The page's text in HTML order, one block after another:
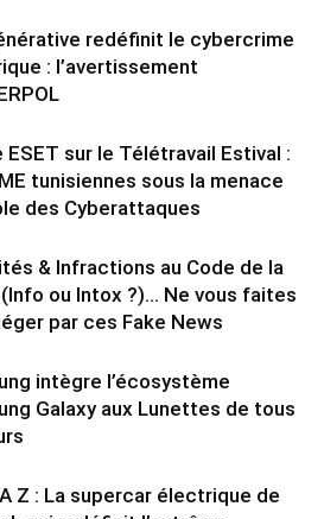
redéfinit le cybercrime
: l’avertissement
ESET sur le Télétravail Estival :
tunisiennes sous la menace
des Cyberattaques
& Infractions au Code de la
ou Intox ?)… Ne vous faites
par ces Fake News
intègre l’écosystème
Galaxy aux Lunettes de tous
Z : La supercar électrique de